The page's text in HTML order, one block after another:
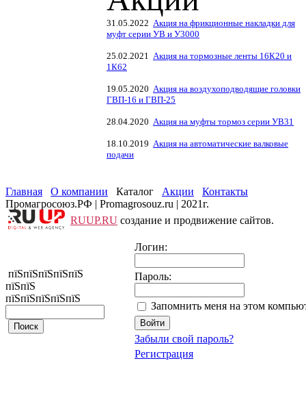
31.05.2022 Акция на фрикционные накладки для
муфт серии УВ и У3000
25.02.2021 Акция на тормозные ленты 16К20 и
1К62
19.05.2020 Акция на воздухоподводящие головки
ГВП-16 и ГВП-25
28.04.2020 Акция на муфты тормоз серии УВ31
18.10.2019 Акция на автоматические валковые
подачи
Главная О компании Каталог Акции
Контакты
Промагросоюз.РФ | Promagrosouz.ru | 2021г.
RUUP.RU создание и продвижение сайтов.
пїЅпїЅпїЅпїЅпїЅ
пїЅпїЅ
пїЅпїЅпїЅпїЅпїЅ
Логин:
Пароль:
Запомнить меня на этом
Забыли свой пароль?
Регистрация